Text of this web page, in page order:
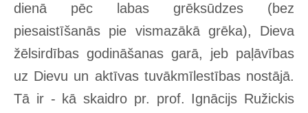
dienā pēc labas grēksūdzes (bez
piesaistīšanās pie vismazākā grēka), Dieva
žēlsirdības godināšanas garā, jeb paļāvības
uz Dievu un aktīvas tuvākmīlestības nostājā.
Tā ir - kā skaidro pr. prof. Ignācijs Ružickis